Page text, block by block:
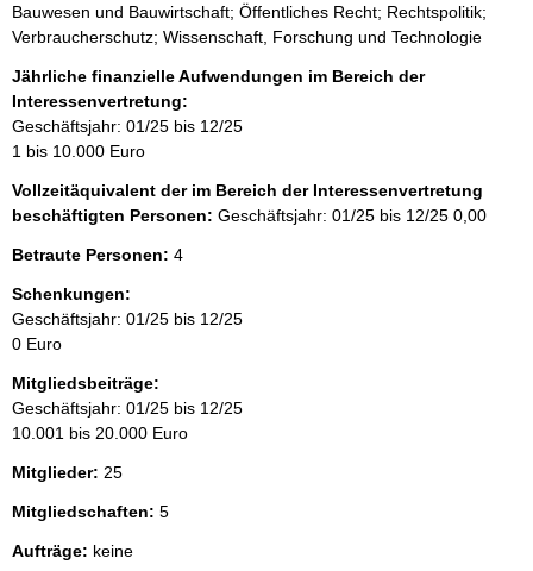
Bauwesen und Bauwirtschaft; Öffentliches Recht; Rechtspolitik;
Verbraucherschutz; Wissenschaft, Forschung und Technologie
Jährliche finanzielle Aufwendungen im Bereich der
Interessenvertretung:
Geschäftsjahr: 01/25 bis 12/25
1 bis 10.000 Euro
Vollzeitäquivalent der im Bereich der Interessenvertretung
beschäftigten Personen: Geschäftsjahr: 01/25 bis 12/25 0,00
Betraute Personen: 4
Schenkungen:
Geschäftsjahr: 01/25 bis 12/25
0 Euro
Mitgliedsbeiträge:
Geschäftsjahr: 01/25 bis 12/25
10.001 bis 20.000 Euro
Mitglieder: 25
Mitgliedschaften: 5
Aufträge: keine